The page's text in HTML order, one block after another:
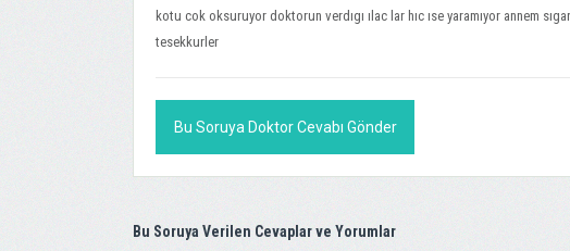
kotu cok oksuruyor doktorun verdıgı ılac lar hıc ıse yaramıyor annem
tesekkurler
Bu Soruya Doktor Cevabı Gönder
Bu Soruya Verilen Cevaplar ve Yorumlar